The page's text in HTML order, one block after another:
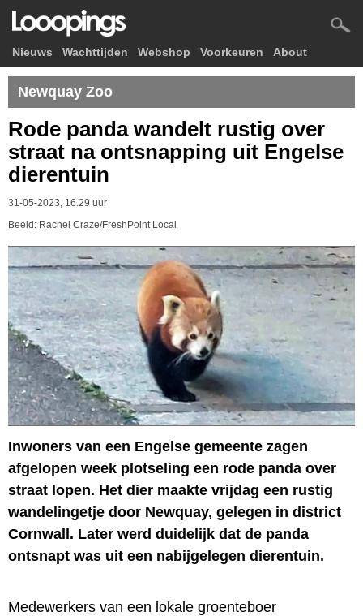
Nieuws Wachttijden Webshop Voorkeuren About
Newquay Zoo
Rode panda wandelt rustig over
straat na ontsnapping uit Engelse
dierentuin
31-05-2023, 16.29 uur
Beeld: Rachel Craze/FreshPoint Local
Inwoners van een Engelse gemeente zagen
afgelopen week plotseling een rode panda over
straat lopen. Het dier maakte vrijdag een rustig
wandelingetje door Newquay, gelegen in district
Cornwall. Later werd duidelijk dat de panda
ontsnapt was uit een nabijgelegen dierentuin.
Medewerkers van een lokale groenteboer